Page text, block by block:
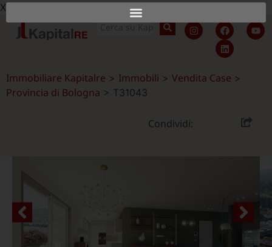
X
Immobiliare Kapitalre > Immobili > Vendita Case >
Provincia di Bologna > T31043
Condividi: